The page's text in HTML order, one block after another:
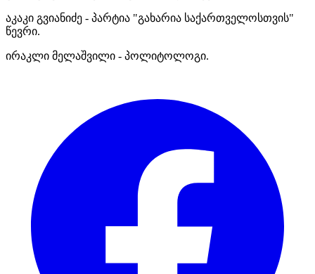
აკაკი გვიანიძე - პარტია "გახარია საქართველოსთვის"
წევრი.
ირაკლი მელაშვილი - პოლიტოლოგი.